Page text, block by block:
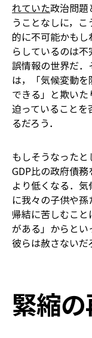
れていた政治問題
うことなしに，
的に不可能かも
らしているのは
誤情報の世界だ
は，「気候変動
できる」と欺い
迫っていること
るだろう．
もしそうなった
GDP比の政府債
より低くなる．
に我々の子供や
帰結に苦しむこ
がある」からとい
彼らは赦さないだ
緊縮の